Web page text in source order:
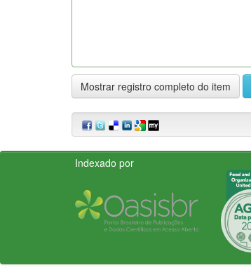
Mostrar registro completo do item
Indexado por